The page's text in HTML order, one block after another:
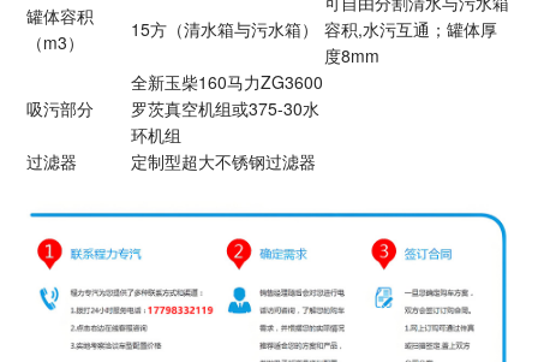
罐体容积
（m3）
15方（清水箱与污水箱）
容积,水污互通；罐体厚
度8mm
吸污部分
全新玉柴160马力ZG3600
罗茨真空机组或375-30水
环机组
过滤器
定制型超大不锈钢过滤器